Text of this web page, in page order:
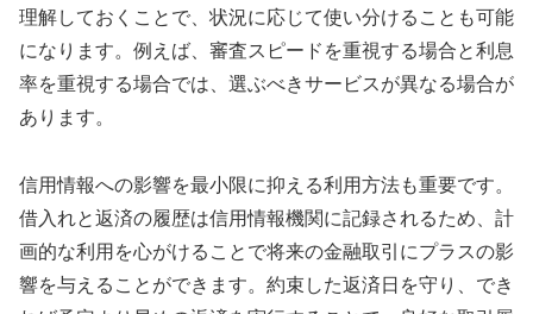
理解しておくことで、状況に応じて使い分けることも可能
になります。例えば、審査スピードを重視する場合と利息
率を重視する場合では、選ぶべきサービスが異なる場合が
あります。
信用情報への影響を最小限に抑える利用方法も重要です。
借入れと返済の履歴は信用情報機関に記録されるため、計
画的な利用を心がけることで将来の金融取引にプラスの影
響を与えることができます。約束した返済日を守り、でき